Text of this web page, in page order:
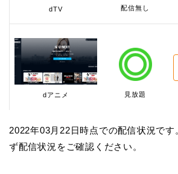
dTV 配信無し
dアニメ 見放題
2022年03月22日時点での配信状況で
ず配信状況をご確認ください。